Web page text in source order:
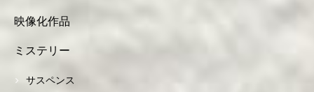
映像化作品
ミステリー
サスペンス